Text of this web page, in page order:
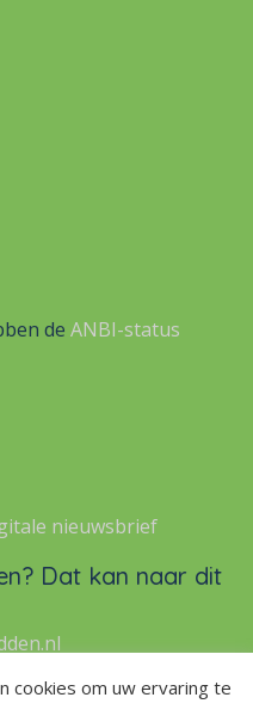
de ANBI-status
nieuwsbrief
Dat kan naar dit
cookies om uw ervaring te